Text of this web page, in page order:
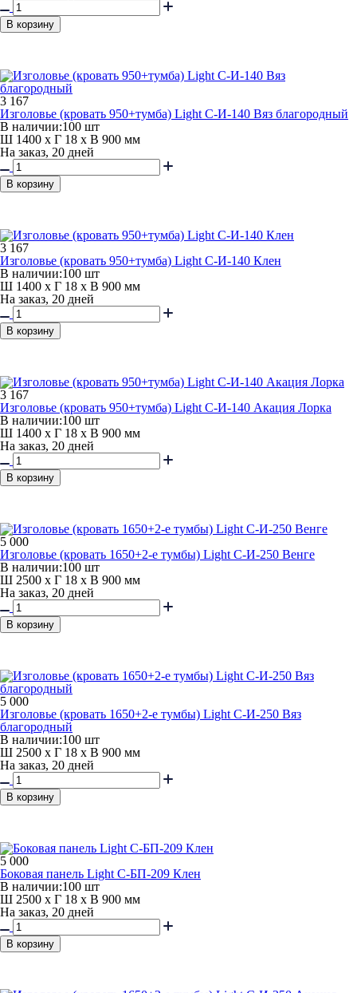
В корзину
3 167
Изголовье (кровать 950+тумба) Light С-И-140 Вяз благородный
В наличии:100 шт
Ш 1400 x Г 18 x В 900 мм
На заказ, 20 дней
В корзину
3 167
Изголовье (кровать 950+тумба) Light С-И-140 Клен
В наличии:100 шт
Ш 1400 x Г 18 x В 900 мм
На заказ, 20 дней
В корзину
3 167
Изголовье (кровать 950+тумба) Light С-И-140 Акация Лорка
В наличии:100 шт
Ш 1400 x Г 18 x В 900 мм
На заказ, 20 дней
В корзину
5 000
Изголовье (кровать 1650+2-е тумбы) Light С-И-250 Венге
В наличии:100 шт
Ш 2500 x Г 18 x В 900 мм
На заказ, 20 дней
В корзину
5 000
Изголовье (кровать 1650+2-е тумбы) Light С-И-250 Вяз
благородный
В наличии:100 шт
Ш 2500 x Г 18 x В 900 мм
На заказ, 20 дней
В корзину
5 000
Боковая панель Light С-БП-209 Клен
В наличии:100 шт
Ш 2500 x Г 18 x В 900 мм
На заказ, 20 дней
В корзину